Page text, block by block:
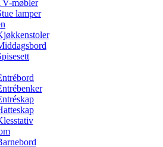
møbler
lamper